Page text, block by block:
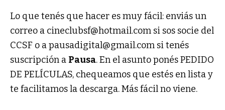
Lo que tenés que hacer es muy fácil: enviás un
correo a cineclubsf@hotmail.com si sos socie del
CCSF o apausadigital@gmail.com si tenés
suscripción a Pausa. En el asunto ponés PEDIDO
DE PELÍCULAS, chequeamos que estés en lista y
te facilitamos la descarga. Más fácil no viene.